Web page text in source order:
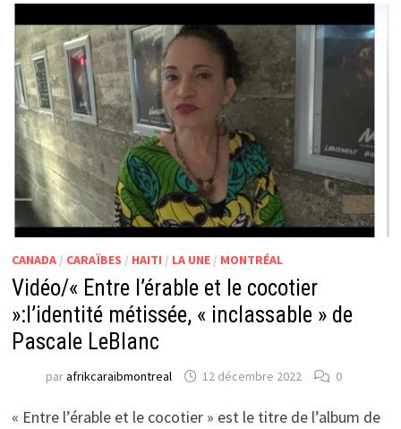
CANADA/ CARAÏBES / HAITI / LA UNE/ MONTRÉAL
Vidéo/« Entre l’érable et le cocotier
»:l’identité métissée, « inclassable » de
Pascale LeBlanc
parafrikcaraibmontreal 12 décembre 2022 0
« Entre l’érable et le cocotier » est le titre de l’album de